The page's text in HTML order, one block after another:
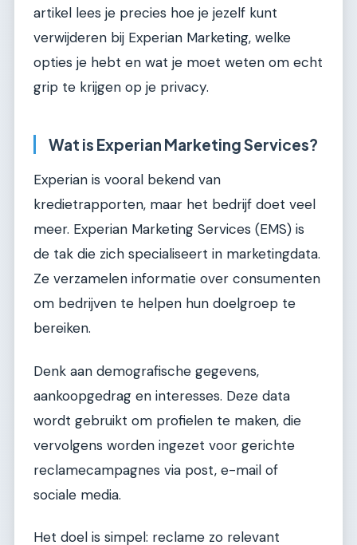
artikel lees je precies hoe je jezelf kunt
verwijderen bij Experian Marketing, welke
opties je hebt en wat je moet weten om echt
grip te krijgen op je privacy.
Wat is Experian Marketing Services?
Experian is vooral bekend van
kredietrapporten, maar het bedrijf doet veel
meer. Experian Marketing Services (EMS) is
de tak die zich specialiseert in marketingdata.
Ze verzamelen informatie over consumenten
om bedrijven te helpen hun doelgroep te
bereiken.
Denk aan demografische gegevens,
aankoopgedrag en interesses. Deze data
wordt gebruikt om profielen te maken, die
vervolgens worden ingezet voor gerichte
reclamecampagnes via post, e-mail of
sociale media.
Het doel is simpel: reclame zo relevant